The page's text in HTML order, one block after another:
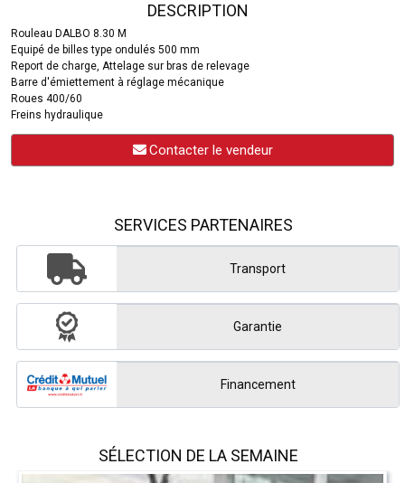
DESCRIPTION
Rouleau DALBO 8.30 M
Equipé de billes type ondulés 500 mm
Report de charge, Attelage sur bras de relevage
Barre d'émiettement à réglage mécanique
Roues 400/60
Freins hydraulique
Contacter le vendeur
SERVICES PARTENAIRES
Transport
Garantie
Financement
SÉLECTION DE LA SEMAINE